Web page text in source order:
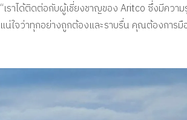
“เราได้ติดต่อกับผู้เชี่ยงชาญของ Aritco ซึ่งมีควา
แน่ใจว่าทุกอย่างถูกต้องและราบรื่น คุณต้องการ